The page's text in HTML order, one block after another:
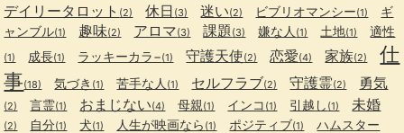
デイリータロット (2) 休日 (3) 迷い(2) ビブリオマンシー(1)
ギ
ャンブル(1) 趣味(2) アロマ(3) 課題 (3) 嫌な人 (1) 土地(1) 適性
(1) 成長(1) ラッキーカラ−(1) 守護天使(2) 恋愛(4) 家族(2)
仕
事(18) 気づき (1) 苦手な人 (1) セルフラブ(2) 守護霊(2) 勇気
(2) 言霊(1) おまじない(4) 母親(1) インコ (1) 引越し (1) 未婚
(2) 自分(1) 犬(1) 人生が映画なら (1) ポジティブ(1) ハムスター